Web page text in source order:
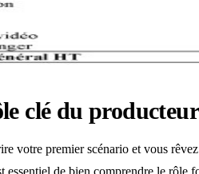
clé du
votre premier scénario et vous
essentiel de bien comprendre le